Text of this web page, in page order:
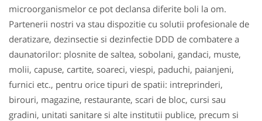
microorganismelor ce pot declansa diferite boli la om.
Partenerii nostri va stau dispozitie cu solutii profesionale de
deratizare, dezinsectie si dezinfectie DDD de combatere a
daunatorilor: plosnite de saltea, sobolani, gandaci, muste,
molii, capuse, cartite, soareci, viespi, paduchi, paianjeni,
furnici etc., pentru orice tipuri de spatii: intreprinderi,
birouri, magazine, restaurante, scari de bloc, cursi sau
gradini, unitati sanitare si alte institutii publice, precum si